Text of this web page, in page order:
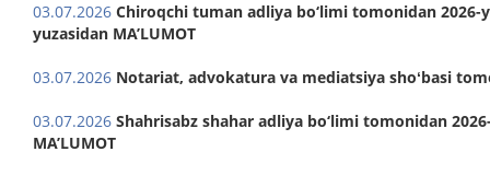
03.07.2026 Chiroqchi tuman adliya bo‘limi tomonidan
yuzasidan MA’LUMOT
03.07.2026 Notariat, advokatura va mediatsiya shoʻbasi
03.07.2026 Shahrisabz shahar adliya bo‘limi tomonidan
MA’LUMOT